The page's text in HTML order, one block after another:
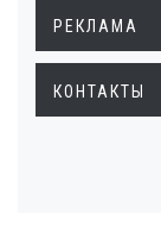
РЕКЛАМА
КОНТАКТЫ